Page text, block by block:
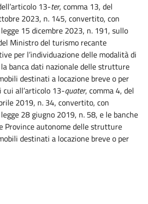
13-ter, comma 13, del
2023, n. 145, convertito, con
15 dicembre 2023, n. 191, sullo
Ministro del turismo recante
per l’individuazione delle modalità di
banca dati nazionale delle strutture
destinati a locazione breve o per
all’articolo 13-quater, comma 4, del
2019, n. 34, convertito, con
28 giugno 2019, n. 58, e le banche
Province autonome delle strutture
destinati a locazione breve o per